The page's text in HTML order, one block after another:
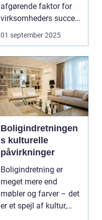
afgørende faktor for
virksomheders succes.
En ...
01 september 2025
Boligindretningen
s kulturelle
påvirkninger
Boligindretning er
meget mere end
møbler og farver – det
er et spejl af kultur,
traditi...